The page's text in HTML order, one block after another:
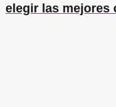
elegir las mejores